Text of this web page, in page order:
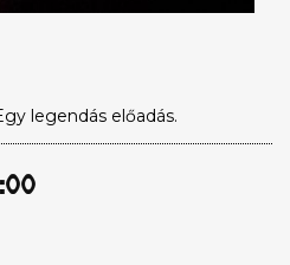
legendás előadás.